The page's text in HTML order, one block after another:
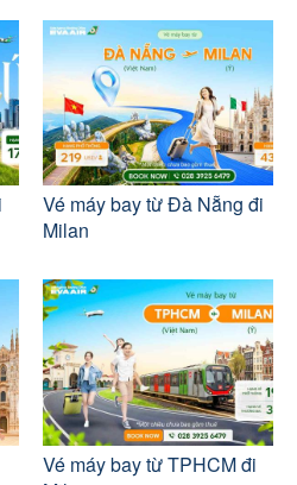
Vé máy bay từ Đà Nẵng đi
Milan
Vé máy bay từ TPHCM đi